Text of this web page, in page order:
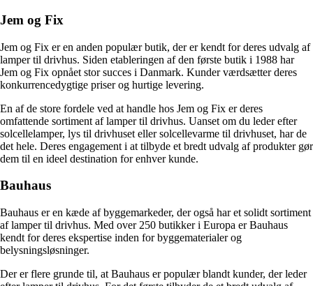
Jem og Fix
Jem og Fix er en anden populær butik, der er kendt for deres udvalg af
lamper til drivhus. Siden etableringen af den første butik i 1988 har
Jem og Fix opnået stor succes i Danmark. Kunder værdsætter deres
konkurrencedygtige priser og hurtige levering.
En af de store fordele ved at handle hos Jem og Fix er deres
omfattende sortiment af lamper til drivhus. Uanset om du leder efter
solcellelamper, lys til drivhuset eller solcellevarme til drivhuset, har de
det hele. Deres engagement i at tilbyde et bredt udvalg af produkter gør
dem til en ideel destination for enhver kunde.
Bauhaus
Bauhaus er en kæde af byggemarkeder, der også har et solidt sortiment
af lamper til drivhus. Med over 250 butikker i Europa er Bauhaus
kendt for deres ekspertise inden for byggematerialer og
belysningsløsninger.
Der er flere grunde til, at Bauhaus er populær blandt kunder, der leder